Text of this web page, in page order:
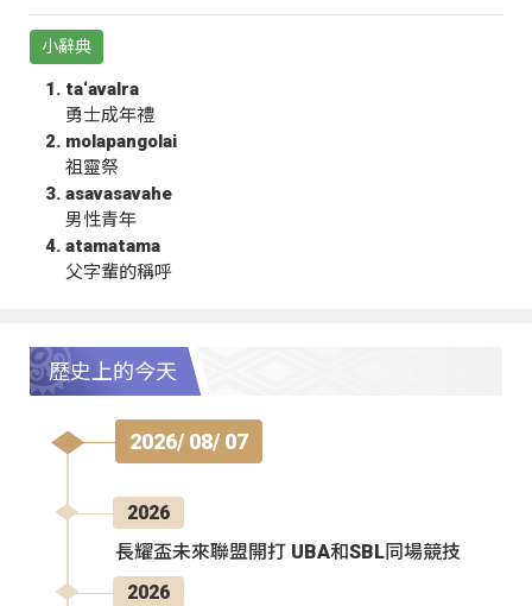
小辭典
ta‘avalra
勇士成年禮
molapangolai
祖靈祭
asavasavahe
男性青年
atamatama
父字輩的稱呼
歷史上的今天
2026/ 08/ 07
2026
長耀盃未來聯盟開打 UBA和SBL同場競技
2026